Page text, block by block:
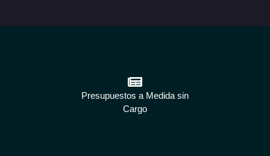
Presupuestos a Medida sin
Cargo